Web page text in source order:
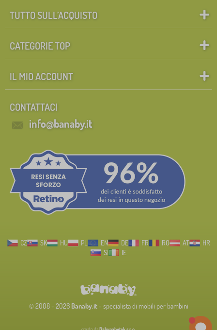
TUTTO SULL’ACQUISTO
CATEGORIE TOP
IL MIO ACCOUNT
CONTATTACI
info@banaby.it
CZ SK HU PL EN DE FR RO AT
HR
SI
IE
© 2008 - 2026 Banaby.it- specialista di mobili per bambini